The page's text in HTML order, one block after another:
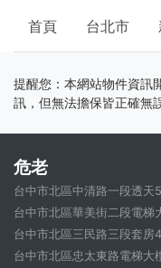
首頁 台北市
提醒您：本網站物件資訊
訊，但無法擔保皆正確無誤
危老
台中市北區中清路一段透天
台中市北區華美街二段電梯
台中市北區三民路三段套房
台中市北區忠太東路電梯大